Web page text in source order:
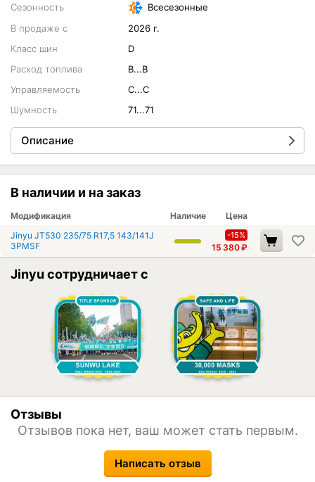
Сезонность
Всесезонные
В продаже с
2026 г.
Класс шин
D
Расход топлива
B...B
Управляемость
C...C
Шумность
71...71
Описание
В наличии и на заказ
Модификация Наличие
Цена
Jinyu JT530 235/75 R17,5 143/141J
3PMSF
-15%
15 380₽
Jinyu сотрудничает с
Отзывы
Отзывов пока нет, ваш может стать первым.
Написать отзыв